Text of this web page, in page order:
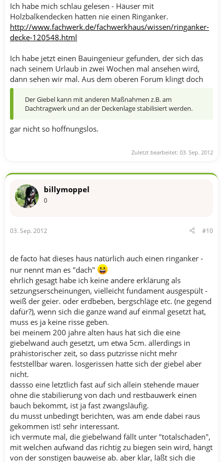
Ich habe mich schlau gelesen - Häuser mit
Holzbalkendecken hatten nie einen Ringanker.
http://www.fachwerk.de/fachwerkhaus/wissen/ringanker-
decke-120548.html
Ich habe jetzt einen Bauingenieur gefunden, der sich das
nach seinem Urlaub in zwei Wochen mal ansehen wird,
dann sehen wir mal. Aus dem oberen Forum klingt doch
Der Giebel kann mit anderen Maßnahmen z.B. am
Dachtragwerk und an der Deckenlage stabilisiert werden.
gar nicht so hoffnungslos.
Zuletzt bearbeitet: 03. Sep. 2012
billymoppel
0
03. Sep. 2012 #10
de facto hat dieses haus natürlich auch einen ringanker -
nur nennt man es "dach"
ehrlich gesagt habe ich keine andere erklärung als
setzungserscheinungen, vielleicht fundament ausgespült -
weiß der geier. oder erdbeben, bergschläge etc. (ne gegend
dafür?), wenn sich die ganze wand auf einmal gesetzt hat,
muss es ja keine risse geben.
bei meinem 200 jahre alten haus hat sich die eine
giebelwand auch gesetzt, um etwa 5cm. allerdings in
prähistorischer zeit, so dass putzrisse nicht mehr
feststellbar waren. losgerissen hatte sich der giebel aber
nicht.
dassso eine letztlich fast auf sich allein stehende mauer
ohne die stabilierung von dach und restbauwerk einen
bauch bekommt, ist ja fast zwangsläufig.
du musst unbedingt berichten, was am ende dabei raus
gekommen ist! sehr interessant.
ich vermute mal, die giebelwand fällt unter "totalschaden",
mit welchen aufwand das richtig zu biegen sein wird, hängt
von der sonstigen bauweise ab. aber klar, läßt sich die